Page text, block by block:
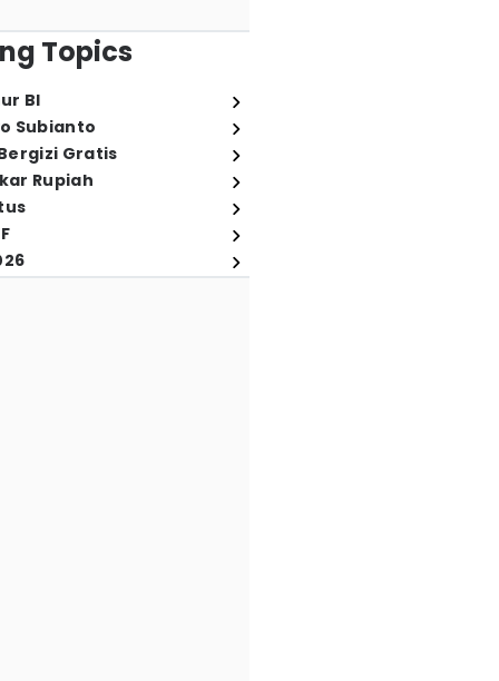
Topics
BI
Subianto
Gratis
Rupiah